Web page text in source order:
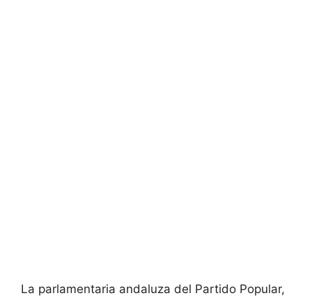
La parlamentaria andaluza del Partido Popular,